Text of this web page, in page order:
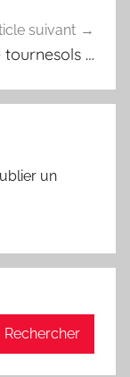
suivant
…
un
Rechercher